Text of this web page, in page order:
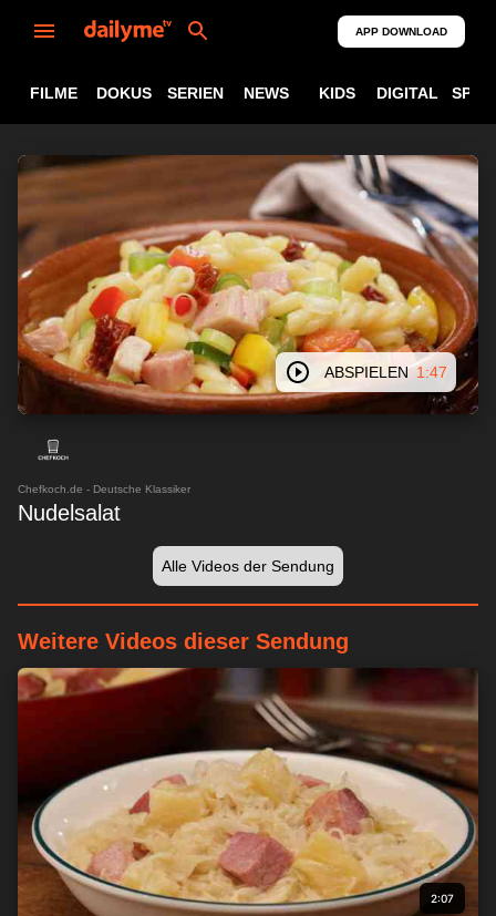
APP DOWNLOAD
FILME DOKUS SERIEN NEWS KIDS DIGITAL
ABSPIELEN 1:47
Chefkoch.de - Deutsche Klassiker
Nudelsalat
Alle Videos der Sendung
Weitere Videos dieser Sendung
2:07